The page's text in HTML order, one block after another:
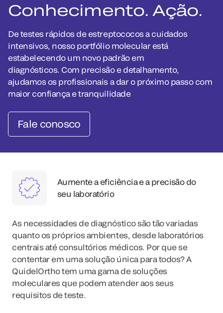
Conhecimento. Ação.
De testes rápidos de estreptococos a cuidados
intensivos, nosso portfólio molecular está
estabelecendo um novo padrão em
diagnósticos. Com precisão e detalhamento,
ajudamos os profissionais a dar o próximo passo com
maior confiança e tranquilidade
Fale conosco
Aumente a eficiência e a precisão do
seu laboratório
As necessidades de diagnóstico são tão variadas
quanto os próprios ambientes, desde laboratórios
centrais até consultórios médicos. Por que se
contentar em uma solução única para todos? A
QuidelOrtho tem uma gama de soluções
moleculares que podem atender aos seus
requisitos de teste.